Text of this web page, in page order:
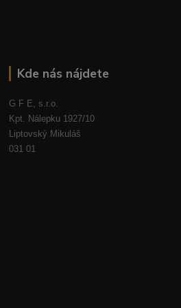
Kde nás nájdete
G F E, s.r.o.
Kpt. Nálepku 1927/10
Liptovský Mikuláš
031 01